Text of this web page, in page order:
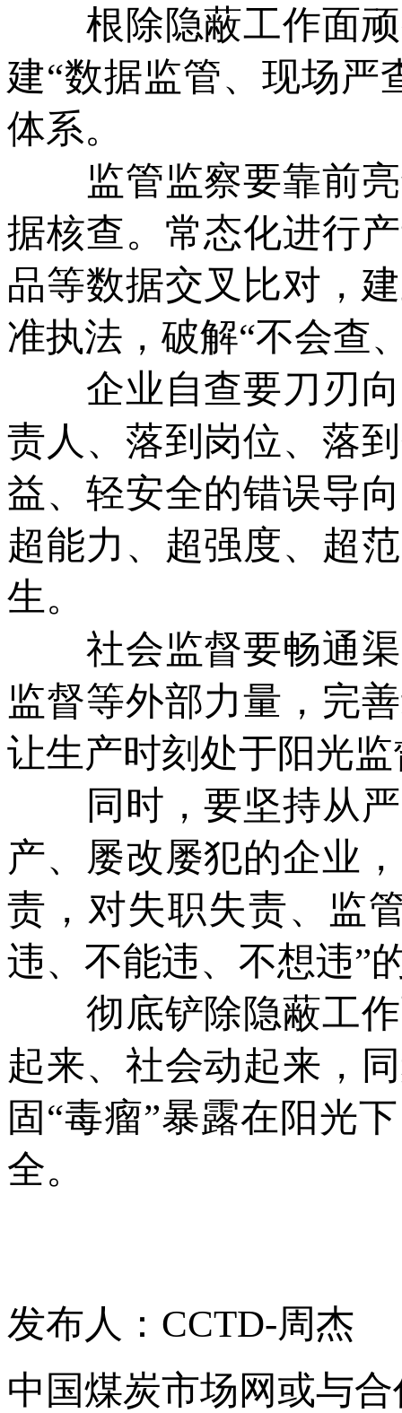
根除隐蔽工作面顽
建“数据监管、现场严
体系。
监管监察要靠前亮
据核查。常态化进行
品等数据交叉比对，
准执法，破解“不会查
企业自查要刀刃向
责人、落到岗位、落
益、轻安全的错误导
超能力、超强度、超
生。
社会监督要畅通渠
监督等外部力量，完
让生产时刻处于阳光
同时，要坚持从严
产、屡改屡犯的企业
责，对失职失责、监
违、不能违、不想违”
彻底铲除隐蔽工作
起来、社会动起来，
固“毒瘤”暴露在阳光
全。
发布人：CCTD-周杰
中国煤炭市场网或与